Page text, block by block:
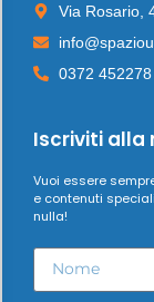
Via Rosario,
0372 452278
Iscriviti alla
Vuoi essere
e contenuti
nulla!